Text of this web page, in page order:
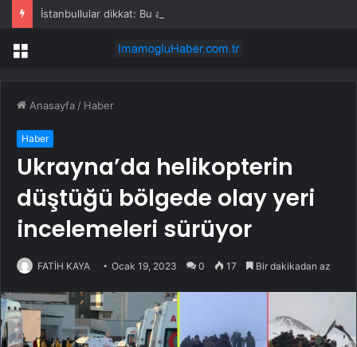
İstanbullular dikkat: Bu akşam aniden bastırabilir!
Menü
Anasayfa / Haber
Haber
Ukrayna’da helikopterin
düştüğü bölgede olay yeri
incelemeleri sürüyor
FATİH KAYA Ocak 19, 2023 0 17 Bir dakikadan az